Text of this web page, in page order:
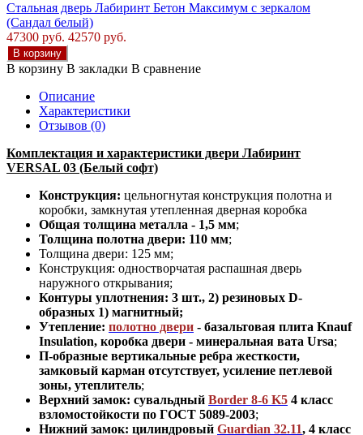
Стальная дверь Лабиринт Бетон Максимум с зеркалом
(Сандал белый)
47300 руб. 42570 руб.
В корзину
В корзину В закладки В сравнение
Описание
Характеристики
Отзывов (0)
Комплектация и характеристики двери Лабиринт
VERSAL 03 (Белый софт)
Конструкция: цельногнутая конструкция полотна и
коробки, замкнутая утепленная дверная коробка
Общая толщина металла - 1,5 мм;
Толщина полотна двери: 110 мм;
Толщина двери: 125 мм;
Конструкция: одностворчатая распашная дверь
наружного открывания;
Контуры уплотнения: 3 шт., 2) резиновых D-
образных 1) магнитный;
Утепление: полотно двери - базальтовая плита Knauf
Insulation, коробка двери - минеральная вата Ursa;
П-образные вертикальные ребра жесткости,
замковый карман отсутствует, усиление петлевой
зоны, утеплитель;
Верхний замок: сувальдный Border 8-6 K5 4 класс
взломостойкости по ГОСТ 5089-2003;
Нижний замок: цилиндровый Guardian 32.11, 4 класс